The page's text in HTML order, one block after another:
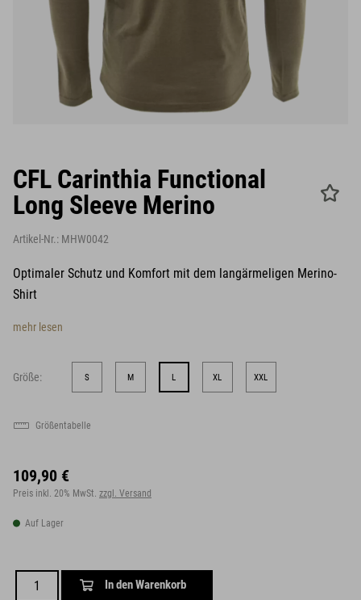
CFL Carinthia Functional
Long Sleeve Merino
Artikel-Nr.: MHW0042
Optimaler Schutz und Komfort mit dem langärmeligen Merino-
Shirt
mehr lesen
Größe: S M L XL XXL
Größentabelle
109,90 €
Preis inkl. 20% MwSt. zzgl. Versand
Auf Lager
In den Warenkorb